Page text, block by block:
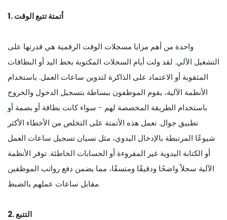
1. أتمتة تتبع الوقت
واحدة من أهم مزايا مسجلات الوقت الرقمية هي قدرتها على
التشغيل الآلي. لقد ولت أيام السجلات المكتوبة بخط اليد أو البطاقات
المثقوبة أو الاعتماد على الذاكرة لتدوين ساعات العمل. باستخدام
الأنظمة الآلية، يقوم الموظفون ببساطة بتسجيل الدخول والخروج
باستخدام الطريقة المخصصة لهم - سواء كانت بطاقة أو بصمة أو
تطبيق جوال. تعمل هذه الأتمتة على التخلص من الأخطاء الأكثر
شيوعًا المرتبطة بالإدخال اليدوي، مثل نسيان تسجيل ساعات العمل
أو الكتابة اليدوية غير المقروءة أو الحسابات الخاطئة. توفر الأنظمة
الآلية سجلاً واضحًا ودقيقًا ومتسقًا، مما يضمن دفع رواتب الموظفين
مقابل ساعات عملهم بالضبط.
2. التتبع